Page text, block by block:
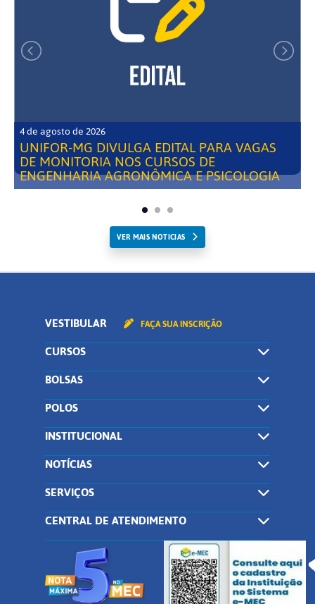
4 de agosto de 2026
UNIFOR-MG DIVULGA EDITAL PARA VAGAS
DE MONITORIA NOS CURSOS DE
ENGENHARIA AGRONÔMICA E PSICOLOGIA
VER MAIS NOTICIAS
VESTIBULAR FAÇA SUA INSCRIÇÃO
CURSOS
BOLSAS
POLOS
INSTITUCIONAL
NOTÍCIAS
SERVIÇOS
CENTRAL DE ATENDIMENTO